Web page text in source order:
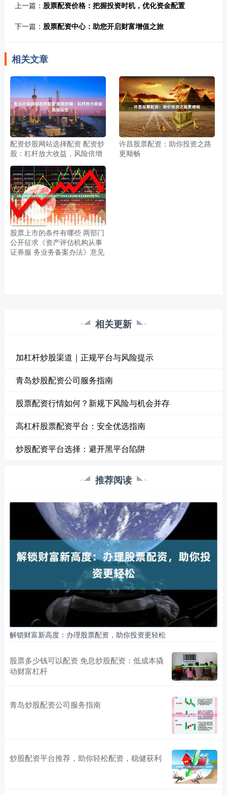
上一篇： 股票配资价格：把握投资时机，优化资金配置
下一篇： 股票配资中心：助您开启财富增值之旅
相关文章
配资炒股网站选择配资 配资炒
股：杠杆放大收益，风险倍增
许昌股票配资：助你投资之路
更顺畅
股票上市的条件有哪些 两部门
公开征求《资产评估机构从事
证券服 务业务备案办法》意见
相关更新
加杠杆炒股渠道｜正规平台与风险提示
青岛炒股配资公司服务指南
股票配资行情如何？新规下风险与机会并存
高杠杆股票配资平台：安全优选指南
炒股配资平台选择：避开黑平台陷阱
推荐阅读
解锁财富新高度：办理股票配资，助你投资更轻松
股票多少钱可以配资 免息炒股配资：低成本撬
动财富杠杆
青岛炒股配资公司服务指南
炒股配资平台推荐，助你轻松配资，稳健获利